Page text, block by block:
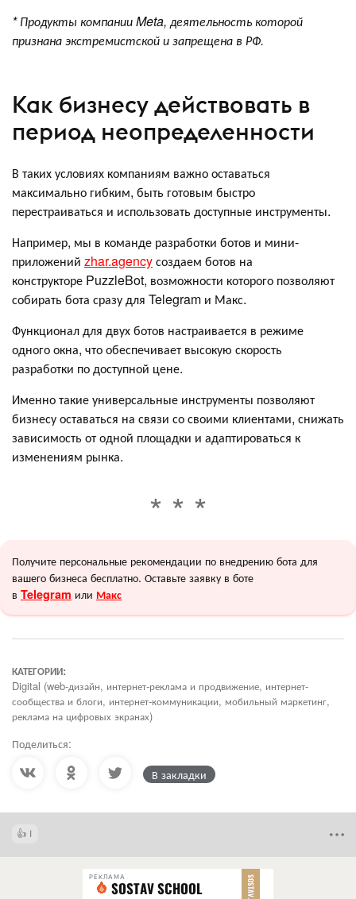
* Продукты компании Meta, деятельность которой
признана экстремистской и запрещена в РФ.
Как бизнесу действовать в
период неопределенности
В таких условиях компаниям важно оставаться
максимально гибким, быть готовым быстро
перестраиваться и использовать доступные инструменты.
Например, мы в команде разработки ботов и мини-
приложений zhar.agencyсоздаем ботов на
конструкторе PuzzleBot, возможности которого позволяют
собирать бота сразу для Telegram и Макс.
Функционал для двух ботов настраивается в режиме
одного окна, что обеспечивает высокую скорость
разработки по доступной цене.
Именно такие универсальные инструменты позволяют
бизнесу оставаться на связи со своими клиентами, снижать
зависимость от одной площадки и адаптироваться к
изменениям рынка.
Получите персональные рекомендации по внедрению бота для
вашего бизнеса бесплатно. Оставьте заявку в боте
в Telegram или Макс
КАТЕГОРИИ:
Digital (web-дизайн, интернет-реклама и продвижение, интернет-
сообщества и блоги, интернет-коммуникации, мобильный маркетинг,
реклама на цифровых экранах)
Поделиться:
В закладки
1
РЕКЛАМА